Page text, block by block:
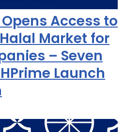
Access to
Market for
– Seven
Launch